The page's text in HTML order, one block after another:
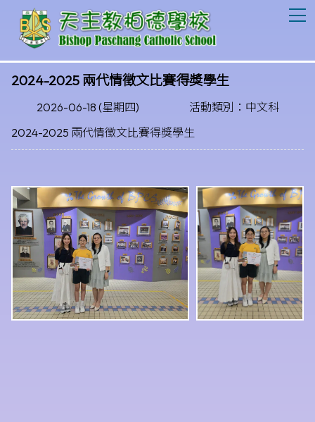
2024-2025 兩代情徵文比賽得獎學生
2026-06-18 (星期四)
活動類別：中文科
2024-2025 兩代情徵文比賽得獎學生